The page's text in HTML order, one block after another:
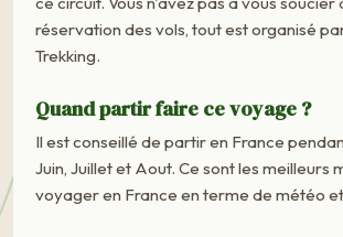
réservation des vols, tout est organisé
Trekking.
Quand partir faire ce voyage ?
Il est conseillé de partir en France
Juin, Juillet et Aout. Ce sont les meilleurs
voyager en France en terme de météo